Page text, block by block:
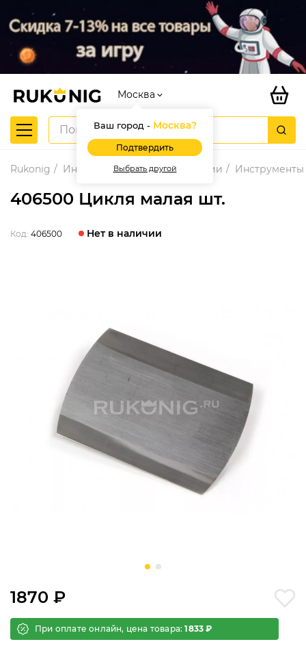
Москва
Ваш город - Москва?
Подтвердить
Выбрать другой
Rukonig Инструменты для реставрации
406500 Цикля малая шт.
Код: 406500 Нет в наличии
1870 ₽
При оплате онлайн, цена товара:1833 ₽